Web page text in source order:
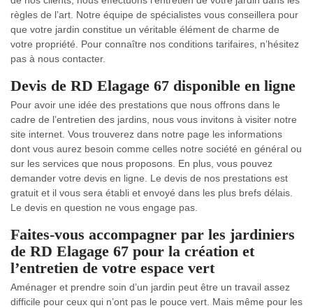
règles de l’art. Notre équipe de spécialistes vous conseillera pour
que votre jardin constitue un véritable élément de charme de
votre propriété. Pour connaître nos conditions tarifaires, n’hésitez
pas à nous contacter.
Devis de RD Elagage 67 disponible en ligne
Pour avoir une idée des prestations que nous offrons dans le
cadre de l’entretien des jardins, nous vous invitons à visiter notre
site internet. Vous trouverez dans notre page les informations
dont vous aurez besoin comme celles notre société en général ou
sur les services que nous proposons. En plus, vous pouvez
demander votre devis en ligne. Le devis de nos prestations est
gratuit et il vous sera établi et envoyé dans les plus brefs délais.
Le devis en question ne vous engage pas.
Faites-vous accompagner par les jardiniers
de RD Elagage 67 pour la création et
l’entretien de votre espace vert
Aménager et prendre soin d’un jardin peut être un travail assez
difficile pour ceux qui n’ont pas le pouce vert. Mais même pour les